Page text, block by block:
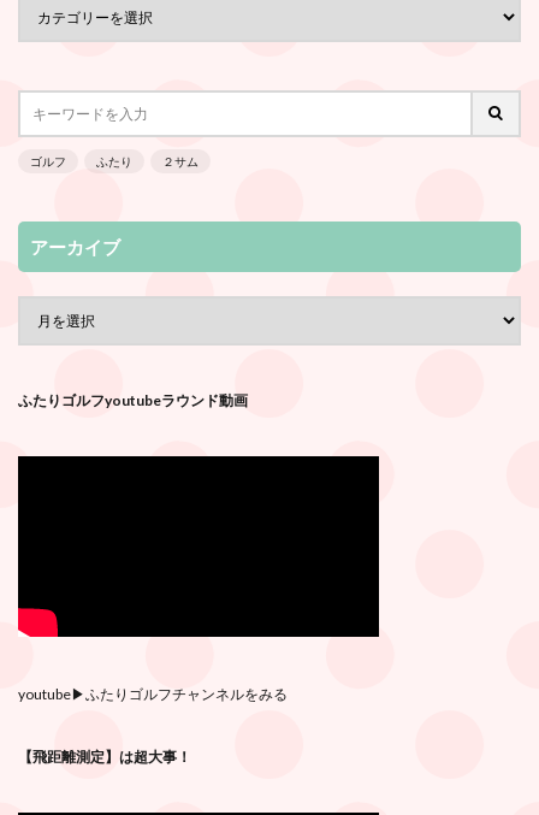
ゴルフ ふたり ２サム
アーカイブ
ふたりゴルフyoutubeラウンド動画
youtube▶︎ふたりゴルフチャンネルをみる
【飛距離測定】は超大事！